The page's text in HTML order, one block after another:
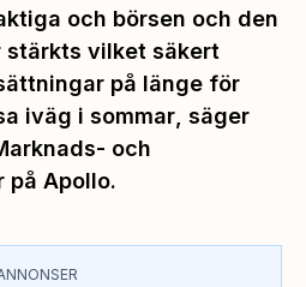
och börsen och den
stärkts vilket säkert
på länge för
iväg i sommar , säger
och
på Apollo.